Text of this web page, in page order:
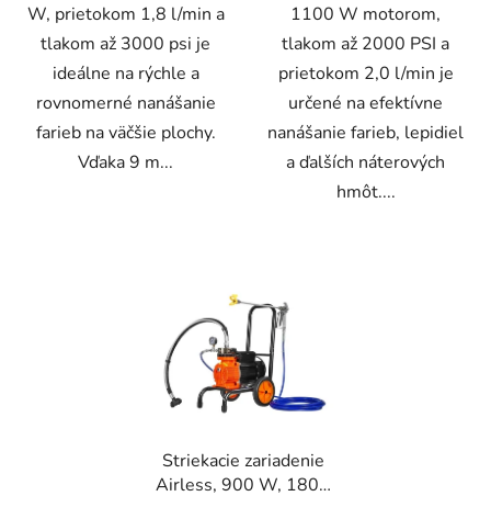
W, prietokom 1,8 l/min a
tlakom až 3000 psi je
ideálne na rýchle a
rovnomerné nanášanie
farieb na väčšie plochy.
Vďaka 9 m...
1100 W motorom,
tlakom až 2000 PSI a
prietokom 2,0 l/min je
určené na efektívne
nanášanie farieb, lepidiel
a ďalších náterových
hmôt....
Striekacie zariadenie
Airless, 900 W, 1800